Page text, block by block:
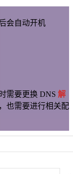
会自动开机
需要更换 DNS 解
也需要进行相关配